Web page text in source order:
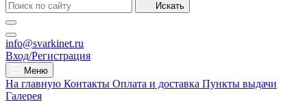
Искать
info@svarkinet.ru
Вход/Регистрация
Меню
На главную Контакты Оплата и доставка Пункты выдачи
Галерея